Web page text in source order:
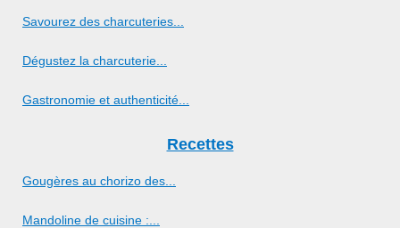
Savourez des charcuteries...
Dégustez la charcuterie...
Gastronomie et authenticité...
Recettes
Gougères au chorizo des...
Mandoline de cuisine :...